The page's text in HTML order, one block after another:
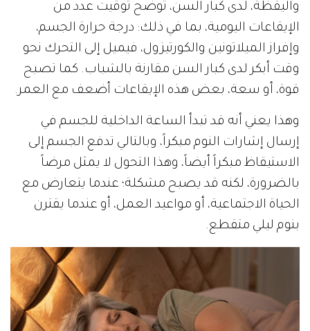
واليقظة، لدى كبار السن، توضح توقيت عدد من
الإيقاعات اليومية، بما في ذلك: درجة حرارة الجسم،
وإفراز الميلاتونين والكورتيزول، فيميل إلى التحرك نحو
وقت أبكر لدى كبار السن مقارنة بالشباب. كما تصبح
قوة، أو سعة، بعض هذه الإيقاعات أضعف مع العمر.
وهذا يعني أنه قد تبدأ الساعة الداخلية للجسم في
إرسال إشارات النوم مبكراً، وبالتالي تدفع الجسم إلى
الاستيقاظ مبكراً أيضاً، وهذا التحول لا يمثل مرضاً
بالضرورة، لكنه قد يصبح مشكلة؛ عندما يتعارض مع
الحياة الاجتماعية، أو مواعيد العمل، أو عندما يقترن
بنوم ليلي متقطع.